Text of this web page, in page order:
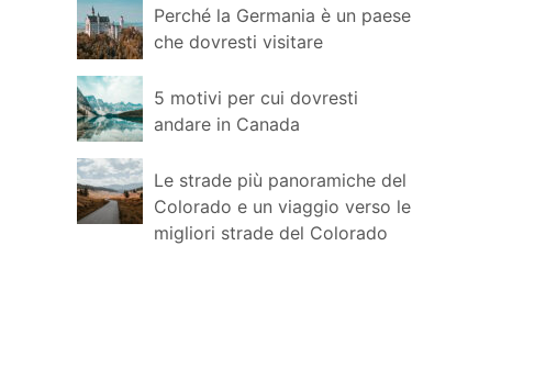
Perché la Germania è un paese
che dovresti visitare
5 motivi per cui dovresti
andare in Canada
Le strade più panoramiche del
Colorado e un viaggio verso le
migliori strade del Colorado